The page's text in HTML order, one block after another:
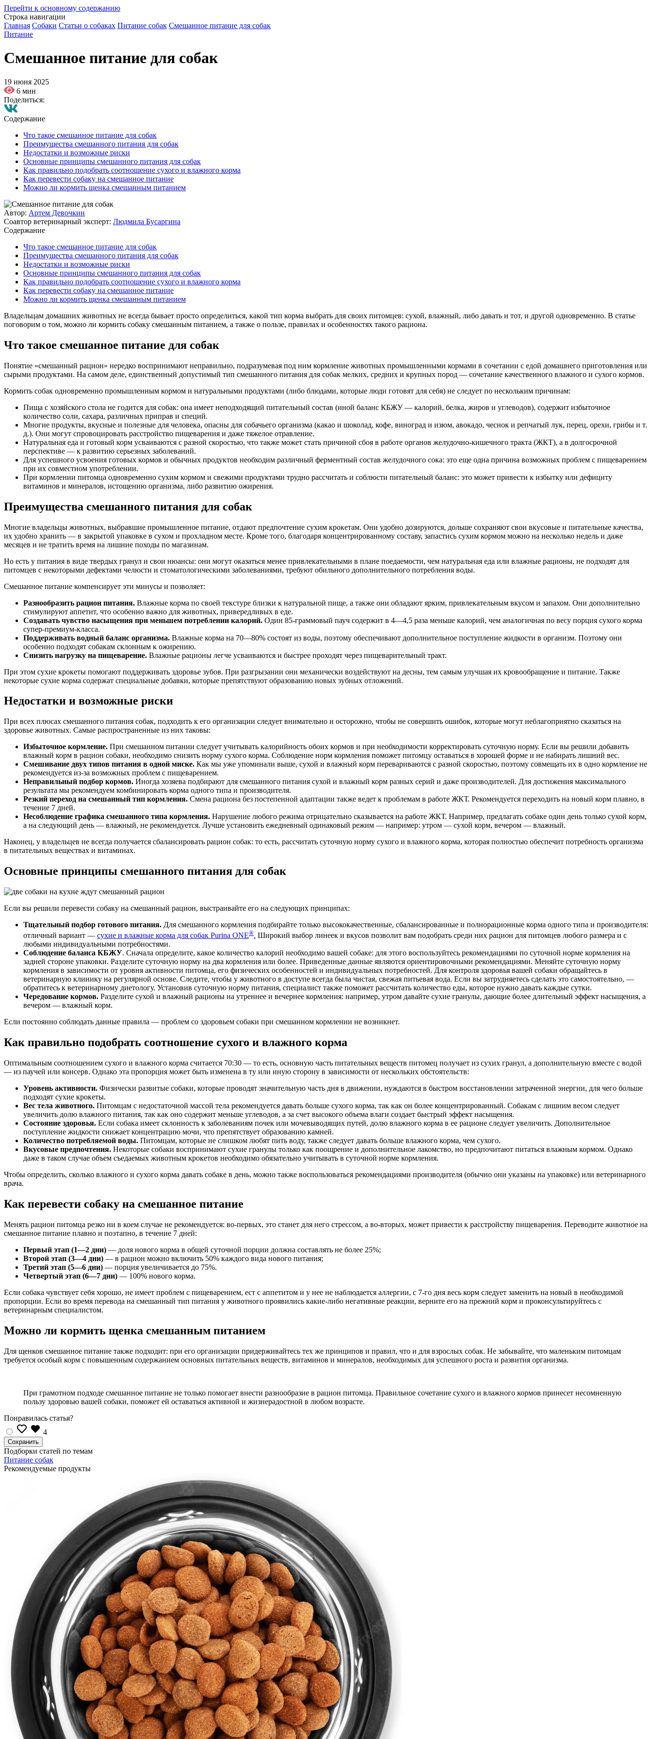
Перейти к основному содержанию
Строка навигации
Главная Собаки Статьи о собаках Питание собак Смешанное питание для собак
Питание
Смешанное питание для собак
19 июня 2025
6 мин
Поделиться:
Содержание
Что такое смешанное питание для собак
Преимущества смешанного питания для собак
Недостатки и возможные риски
Основные принципы смешанного питания для собак
Как правильно подобрать соотношение сухого и влажного корма
Как перевести собаку на смешанное питание
Можно ли кормить щенка смешанным питанием
Автор: Артем Девочкин
Соавтор ветеринарный эксперт: Людмила Бусаргина
Содержание
Что такое смешанное питание для собак
Преимущества смешанного питания для собак
Недостатки и возможные риски
Основные принципы смешанного питания для собак
Как правильно подобрать соотношение сухого и влажного корма
Как перевести собаку на смешанное питание
Можно ли кормить щенка смешанным питанием
Владельцам домашних животных не всегда бывает просто определиться, какой тип корма выбрать для своих питомцев: сухой, влажный, либо давать и тот, и другой одновременно. В статье
поговорим о том, можно ли кормить собаку смешанным питанием, а также о пользе, правилах и особенностях такого рациона.
Что такое смешанное питание для собак
Понятие «смешанный рацион» нередко воспринимают неправильно, подразумевая под ним кормление животных промышленными кормами в сочетании с едой домашнего приготовления или
сырыми продуктами. На самом деле, единственный допустимый тип смешанного питания для собак мелких, средних и крупных пород — сочетание качественного влажного и сухого кормов.
Кормить собак одновременно промышленным кормом и натуральными продуктами (либо блюдами, которые люди готовят для себя) не следует по нескольким причинам:
Пища с хозяйского стола не годится для собак: она имеет неподходящий питательный состав (иной баланс КБЖУ — калорий, белка, жиров и углеводов), содержит избыточное
количество соли, сахара, различных приправ и специй.
Многие продукты, вкусные и полезные для человека, опасны для собачьего организма (какао и шоколад, кофе, виноград и изюм, авокадо, чеснок и репчатый лук, перец, орехи, грибы и т.
д.). Они могут спровоцировать расстройство пищеварения и даже тяжелое отравление.
Натуральная еда и готовый корм усваиваются с разной скоростью, что также может стать причиной сбоя в работе органов желудочно-кишечного тракта (ЖКТ), а в долгосрочной
перспективе — к развитию серьезных заболеваний.
Для успешного усвоения готовых кормов и обычных продуктов необходим различный ферментный состав желудочного сока: это еще одна причина возможных проблем с пищеварением
при их совместном употреблении.
При кормлении питомца одновременно сухим кормом и свежими продуктами трудно рассчитать и соблюсти питательный баланс: это может привести к избытку или дефициту
витаминов и минералов, истощению организма, либо развитию ожирения.
Преимущества смешанного питания для собак
Многие владельцы животных, выбравшие промышленное питание, отдают предпочтение сухим крокетам. Они удобно дозируются, дольше сохраняют свои вкусовые и питательные качества,
их удобно хранить — в закрытой упаковке в сухом и прохладном месте. Кроме того, благодаря концентрированному составу, запастись сухим кормом можно на несколько недель и даже
месяцев и не тратить время на лишние походы по магазинам.
Но есть у питания в виде твердых гранул и свои нюансы: они могут оказаться менее привлекательными в плане поедаемости, чем натуральная еда или влажные рационы, не подходят для
питомцев с некоторыми дефектами челюсти и стоматологическими заболеваниями, требуют обильного дополнительного потребления воды.
Смешанное питание компенсирует эти минусы и позволяет:
Разнообразить рацион питания. Влажные корма по своей текстуре близки к натуральной пище, а также они обладают ярким, привлекательным вкусом и запахом. Они дополнительно
стимулируют аппетит, что особенно важно для животных, привередливых в еде.
Создавать чувство насыщения при меньшем потреблении калорий. Один 85-граммовый пауч содержит в 4—4,5 раза меньше калорий, чем аналогичная по весу порция сухого корма
супер-премиум-класса.
Поддерживать водный баланс организма. Влажные корма на 70—80% состоят из воды, поэтому обеспечивают дополнительное поступление жидкости в организм. Поэтому они
особенно подходят собакам склонным к ожирению.
Снизить нагрузку на пищеварение. Влажные рационы легче усваиваются и быстрее проходят через пищеварительный тракт.
При этом сухие крокеты помогают поддерживать здоровье зубов. При разгрызании они механически воздействуют на десны, тем самым улучшая их кровообращение и питание. Также
некоторые сухие корма содержат специальные добавки, которые препятствуют образованию новых зубных отложений.
Недостатки и возможные риски
При всех плюсах смешанного питания собак, подходить к его организации следует внимательно и осторожно, чтобы не совершить ошибок, которые могут неблагоприятно сказаться на
здоровье животных. Самые распространенные из них таковы:
Избыточное кормление. При смешанном питании следует учитывать калорийность обоих кормов и при необходимости корректировать суточную норму. Если вы решили добавить
влажный корм в рацион собаки, необходимо снизить норму сухого корма. Соблюдение норм кормления поможет питомцу оставаться в хорошей форме и не набирать лишний вес.
Смешивание двух типов питания в одной миске. Как мы уже упоминали выше, сухой и влажный корм перевариваются с разной скоростью, поэтому совмещать их в одно кормление не
рекомендуется из-за возможных проблем с пищеварением.
Неправильный подбор кормов. Иногда хозяева подбирают для смешанного питания сухой и влажный корм разных серий и даже производителей. Для достижения максимального
результата мы рекомендуем комбинировать корма одного типа и производителя.
Резкий переход на смешанный тип кормления. Смена рациона без постепенной адаптации также ведет к проблемам в работе ЖКТ. Рекомендуется переходить на новый корм плавно, в
течение 7 дней.
Несоблюдение графика смешанного типа кормления. Нарушение любого режима отрицательно сказывается на работе ЖКТ. Например, предлагать собаке один день только сухой корм,
а на следующий день — влажный, не рекомендуется. Лучше установить ежедневный одинаковый режим — например: утром — сухой корм, вечером — влажный.
Наконец, у владельцев не всегда получается сбалансировать рацион собак: то есть, рассчитать суточную норму сухого и влажного корма, которая полностью обеспечит потребность организма
в питательных веществах и витаминах.
Основные принципы смешанного питания для собак
Если вы решили перевести собаку на смешанный рацион, выстраивайте его на следующих принципах:
Тщательный подбор готового питания. Для смешанного кормления подбирайте только высококачественные, сбалансированные и полнорационные корма одного типа и производителя:
отличный вариант — сухие и влажные корма для собак Purina ONE®. Широкий выбор линеек и вкусов позволит вам подобрать среди них рацион для питомцев любого размера и с
любыми индивидуальными потребностями.
Соблюдение баланса КБЖУ. Сначала определите, какое количество калорий необходимо вашей собаке: для этого воспользуйтесь рекомендациями по суточной норме кормления на
задней стороне упаковки. Разделите суточную норму на два кормления или более. Приведенные данные являются ориентировочными рекомендациями. Меняйте суточную норму
кормления в зависимости от уровня активности питомца, его физических особенностей и индивидуальных потребностей. Для контроля здоровья вашей собаки обращайтесь в
ветеринарную клинику на регулярной основе. Следите, чтобы у животного в доступе всегда была чистая, свежая питьевая вода. Если вы затрудняетесь сделать это самостоятельно, —
обратитесь к ветеринарному диетологу. Установив суточную норму питания, специалист также поможет рассчитать количество еды, которое нужно давать каждые сутки.
Чередование кормов. Разделите сухой и влажный рационы на утреннее и вечернее кормления: например, утром давайте сухие гранулы, дающие более длительный эффект насыщения, а
вечером — влажный корм.
Если постоянно соблюдать данные правила — проблем со здоровьем собаки при смешанном кормлении не возникнет.
Как правильно подобрать соотношение сухого и влажного корма
Оптимальным соотношением сухого и влажного корма считается 70:30 — то есть, основную часть питательных веществ питомец получает из сухих гранул, а дополнительную вместе с водой
— из паучей или консерв. Однако эта пропорция может быть изменена в ту или иную сторону в зависимости от нескольких обстоятельств:
Уровень активности. Физически развитые собаки, которые проводят значительную часть дня в движении, нуждаются в быстром восстановлении затраченной энергии, для чего больше
подходят сухие крокеты.
Вес тела животного. Питомцам с недостаточной массой тела рекомендуется давать больше сухого корма, так как он более концентрированный. Собакам с лишним весом следует
увеличить долю влажного питания, так как оно содержит меньше углеводов, а за счет высокого объема влаги создает быстрый эффект насыщения.
Состояние здоровья. Если собака имеет склонность к заболеваниям почек или мочевыводящих путей, долю влажного корма в ее рационе следует увеличить. Дополнительное
поступление жидкости снижает концентрацию мочи, что препятствует образованию камней.
Количество потребляемой воды. Питомцам, которые не слишком любят пить воду, также следует давать больше влажного корма, чем сухого.
Вкусовые предпочтения. Некоторые собаки воспринимают сухие гранулы только как поощрение и дополнительное лакомство, но предпочитают питаться влажным кормом. Однако
даже в таком случае объем съедаемых животным крокетов необходимо обязательно учитывать в суточной норме кормления.
Чтобы определить, сколько влажного и сухого корма давать собаке в день, можно также воспользоваться рекомендациями производителя (обычно они указаны на упаковке) или ветеринарного
врача.
Как перевести собаку на смешанное питание
Менять рацион питомца резко ни в коем случае не рекомендуется: во-первых, это станет для него стрессом, а во-вторых, может привести к расстройству пищеварения. Переводите животное на
смешанное питание плавно и поэтапно, в течение 7 дней:
Первый этап (1—2 дни) — доля нового корма в общей суточной порции должна составлять не более 25%;
Второй этап (3—4 дни) — в рацион можно включить 50% каждого вида нового питания;
Третий этап (5—6 дни) — порция увеличивается до 75%.
Четвертый этап (6—7 дни) — 100% нового корма.
Если собака чувствует себя хорошо, не имеет проблем с пищеварением, ест с аппетитом и у нее не наблюдается аллергии, с 7-го дня весь корм следует заменить на новый в необходимой
пропорции. Если во время перевода на смешанный тип питания у животного проявились какие-либо негативные реакции, верните его на прежний корм и проконсультируйтесь с
ветеринарным специалистом.
Можно ли кормить щенка смешанным питанием
Для щенков смешанное питание также подходит: при его организации придерживайтесь тех же принципов и правил, что и для взрослых собак. Не забывайте, что маленьким питомцам
требуется особый корм с повышенным содержанием основных питательных веществ, витаминов и минералов, необходимых для успешного роста и развития организма.
При грамотном подходе смешанное питание не только помогает внести разнообразие в рацион питомца. Правильное сочетание сухого и влажного кормов принесет несомненную
пользу здоровью вашей собаки, поможет ей оставаться активной и жизнерадостной в любом возрасте.
Понравилась статья?
4
Подборки статей по темам
Питание собак
Рекомендуемые продукты